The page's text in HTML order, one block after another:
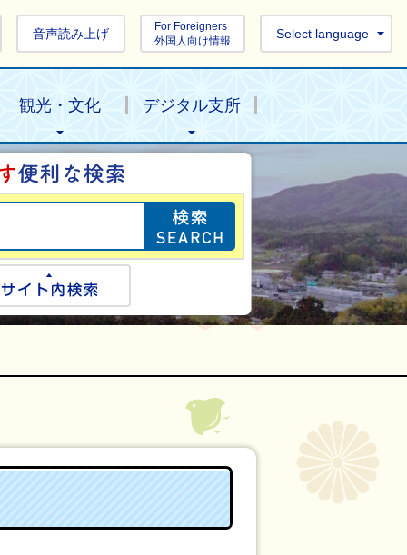
音声読み上げ
For Foreigners
外国人向け情報
Select language
観光・文化 デジタル支所
目的の情報を探
検索